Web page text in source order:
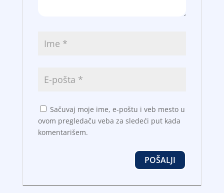
Sačuvaj moje ime, e-poštu i veb mesto u
ovom pregledaču veba za sledeći put kada
komentarišem.